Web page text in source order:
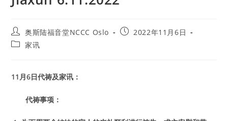
Post
author:
奥斯陆福音堂NCCC Oslo
Post2022年11月6日
Post家讯
11 月6日代祷及家讯：
代祷事项：